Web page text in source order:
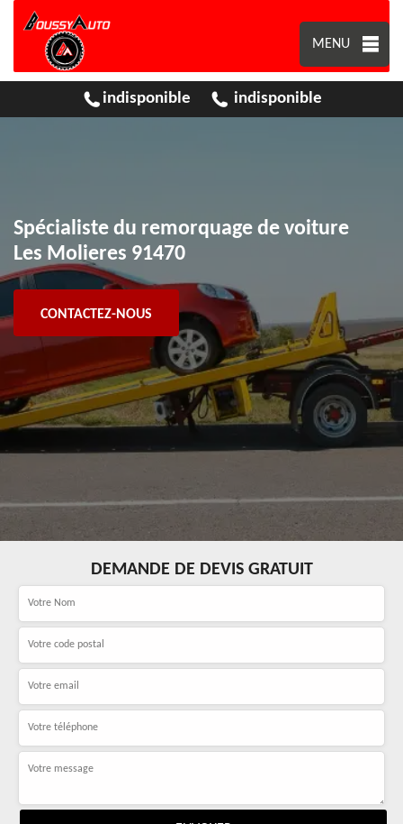
MENU
indisponible indisponible
Spécialiste du remorquage de voiture
Les Molieres 91470
CONTACTEZ-NOUS
DEMANDE DE DEVIS GRATUIT